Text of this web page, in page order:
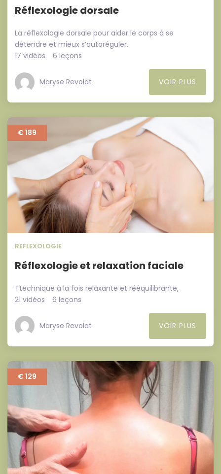
Réflexologie dorsale
La réflexologie dorsale pour aider le corps à se
détendre et mieux s’autoréguler.
17 vidéos
6 leçons
Maryse Revolat VOIR PLUS
€ 189
REFLEXOLOGIE
Réflexologie et relaxation faciale
Ttechnique à la fois relaxante et rééquilibrante,
21 vidéos
6 leçons
Maryse Revolat VOIR PLUS
€ 129